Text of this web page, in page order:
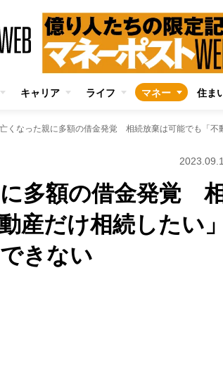
キャリア ライフ マネー 住ま
多額の借金発覚
産だけ相続したい
きない